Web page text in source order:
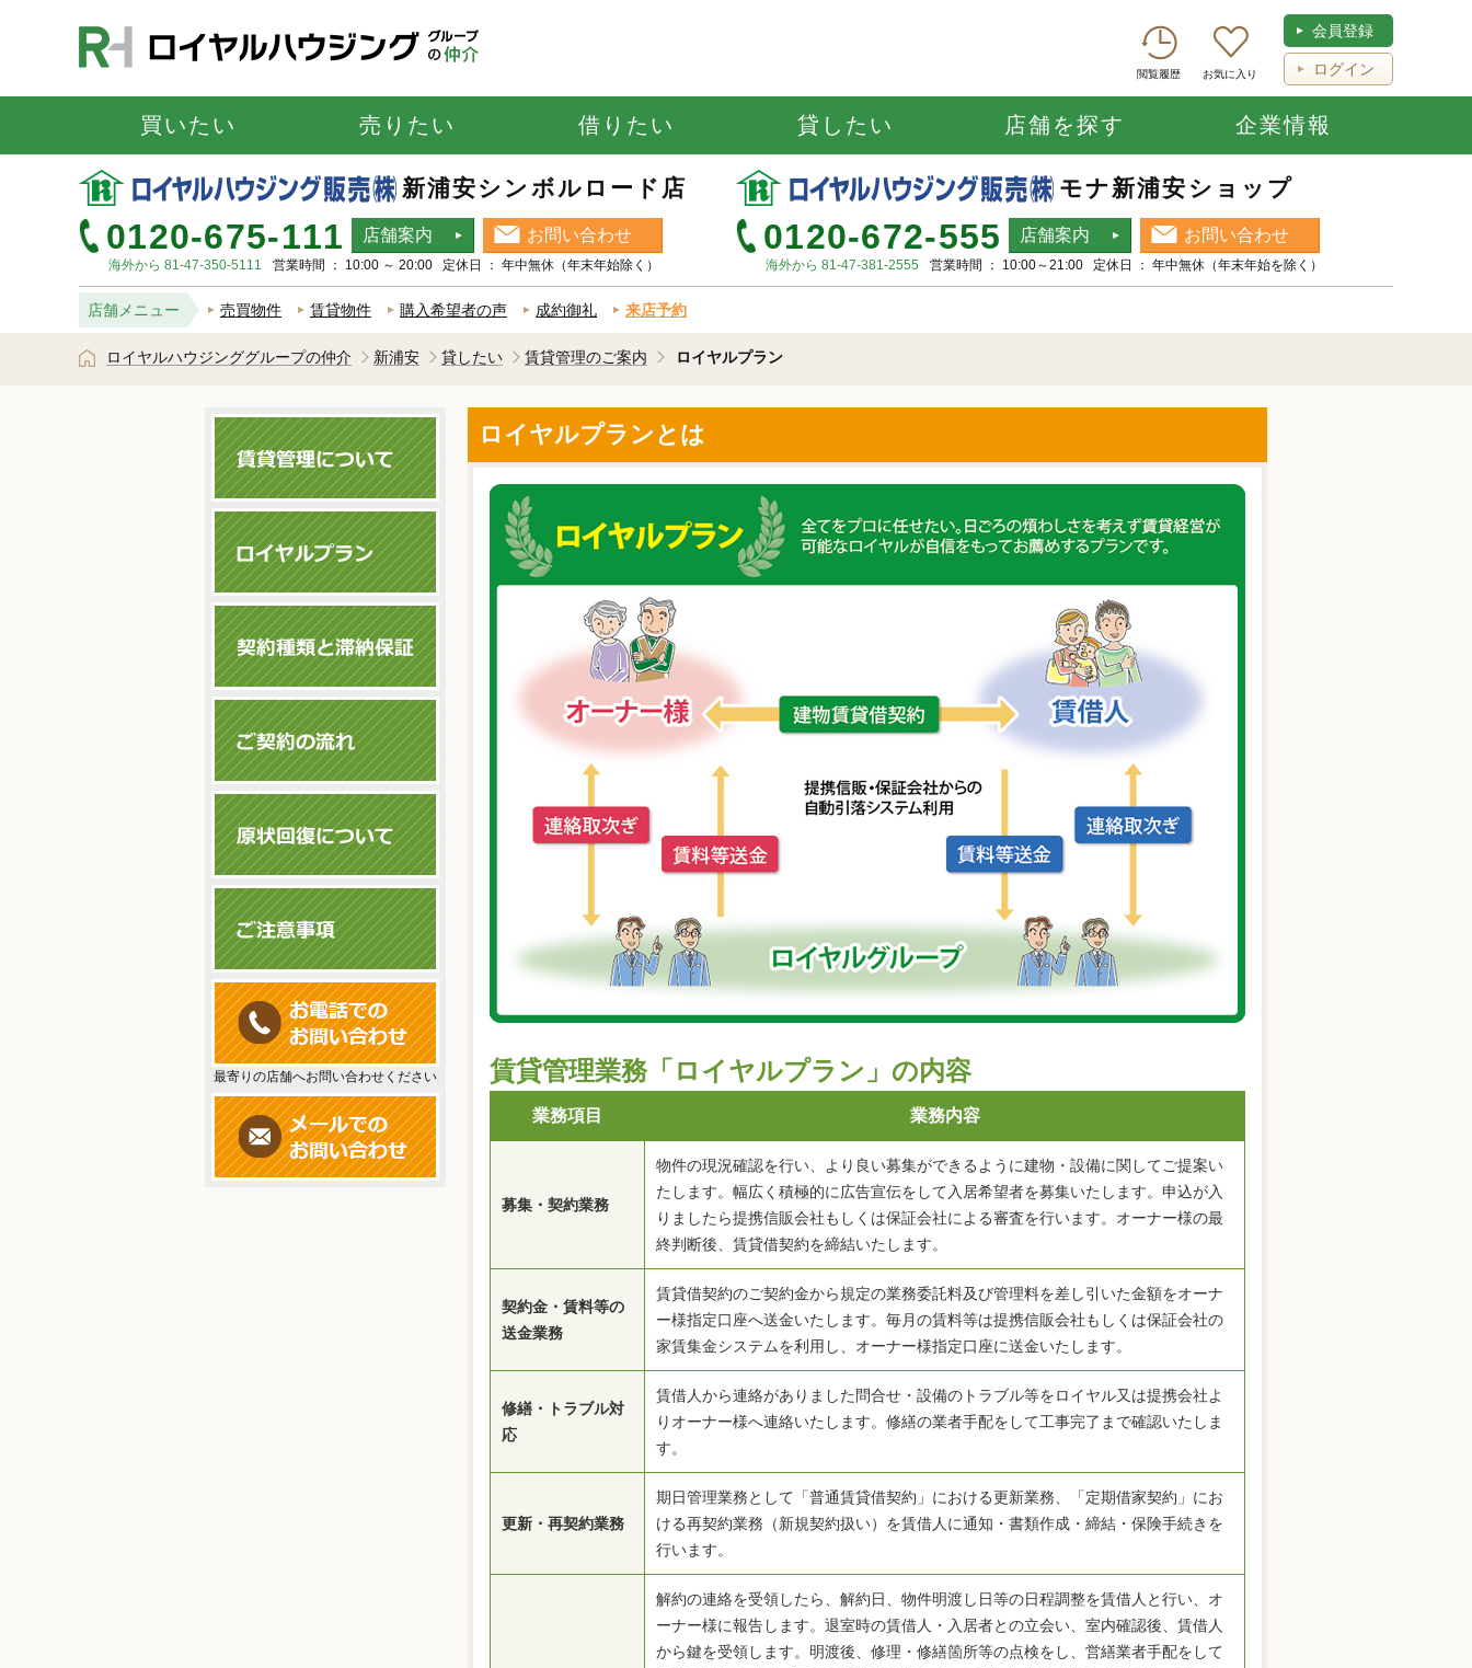
閲覧履歴 お気に入り
会員登録
ログイン
買いたい 売りたい 借りたい 貸したい 店舗を探す 企業情報
新浦安シンボルロード店
0120-675-111 店舗案内 お問い合わせ
海外から 81-47-350-5111 営業時間 ： 10:00 ～ 20:00 定休日 ： 年中無休（年末年始除く）
モナ新浦安ショップ
0120-672-555 店舗案内 お問い合わせ
海外から 81-47-381-2555 営業時間 ： 10:00～21:00 定休日 ： 年中無休（年末年始を除く）
店舗メニュー 売買物件 賃貸物件 購入希望者の声 成約御礼 来店予約
ロイヤルハウジンググループの仲介 新浦安 貸したい 賃貸管理のご案内 ロイヤルプラン
最寄りの店舗へお問い合わせください
ロイヤルプランとは
賃貸管理業務「ロイヤルプラン」の内容
業務項目 業務内容
募集・契約業務
物件の現況確認を行い、より良い募集ができるように建物・設備に関してご提案い
たします。幅広く積極的に広告宣伝をして入居希望者を募集いたします。申込が入
りましたら提携信販会社もしくは保証会社による審査を行います。オーナー様の最
終判断後、賃貸借契約を締結いたします。
契約金・賃料等の
送金業務
賃貸借契約のご契約金から規定の業務委託料及び管理料を差し引いた金額をオーナ
ー様指定口座へ送金いたします。毎月の賃料等は提携信販会社もしくは保証会社の
家賃集金システムを利用し、オーナー様指定口座に送金いたします。
修繕・トラブル対
応
賃借人から連絡がありました問合せ・設備のトラブル等をロイヤル又は提携会社よ
りオーナー様へ連絡いたします。修繕の業者手配をして工事完了まで確認いたしま
す。
更新・再契約業務
期日管理業務として「普通賃貸借契約」における更新業務、「定期借家契約」にお
ける再契約業務（新規契約扱い）を賃借人に通知・書類作成・締結・保険手続きを
行います。
解約の連絡を受領したら、解約日、物件明渡し日等の日程調整を賃借人と行い、オ
ーナー様に報告します。退室時の賃借人・入居者との立会い、室内確認後、賃借人
から鍵を受領します。明渡後、修理・修繕箇所等の点検をし、営繕業者手配をして